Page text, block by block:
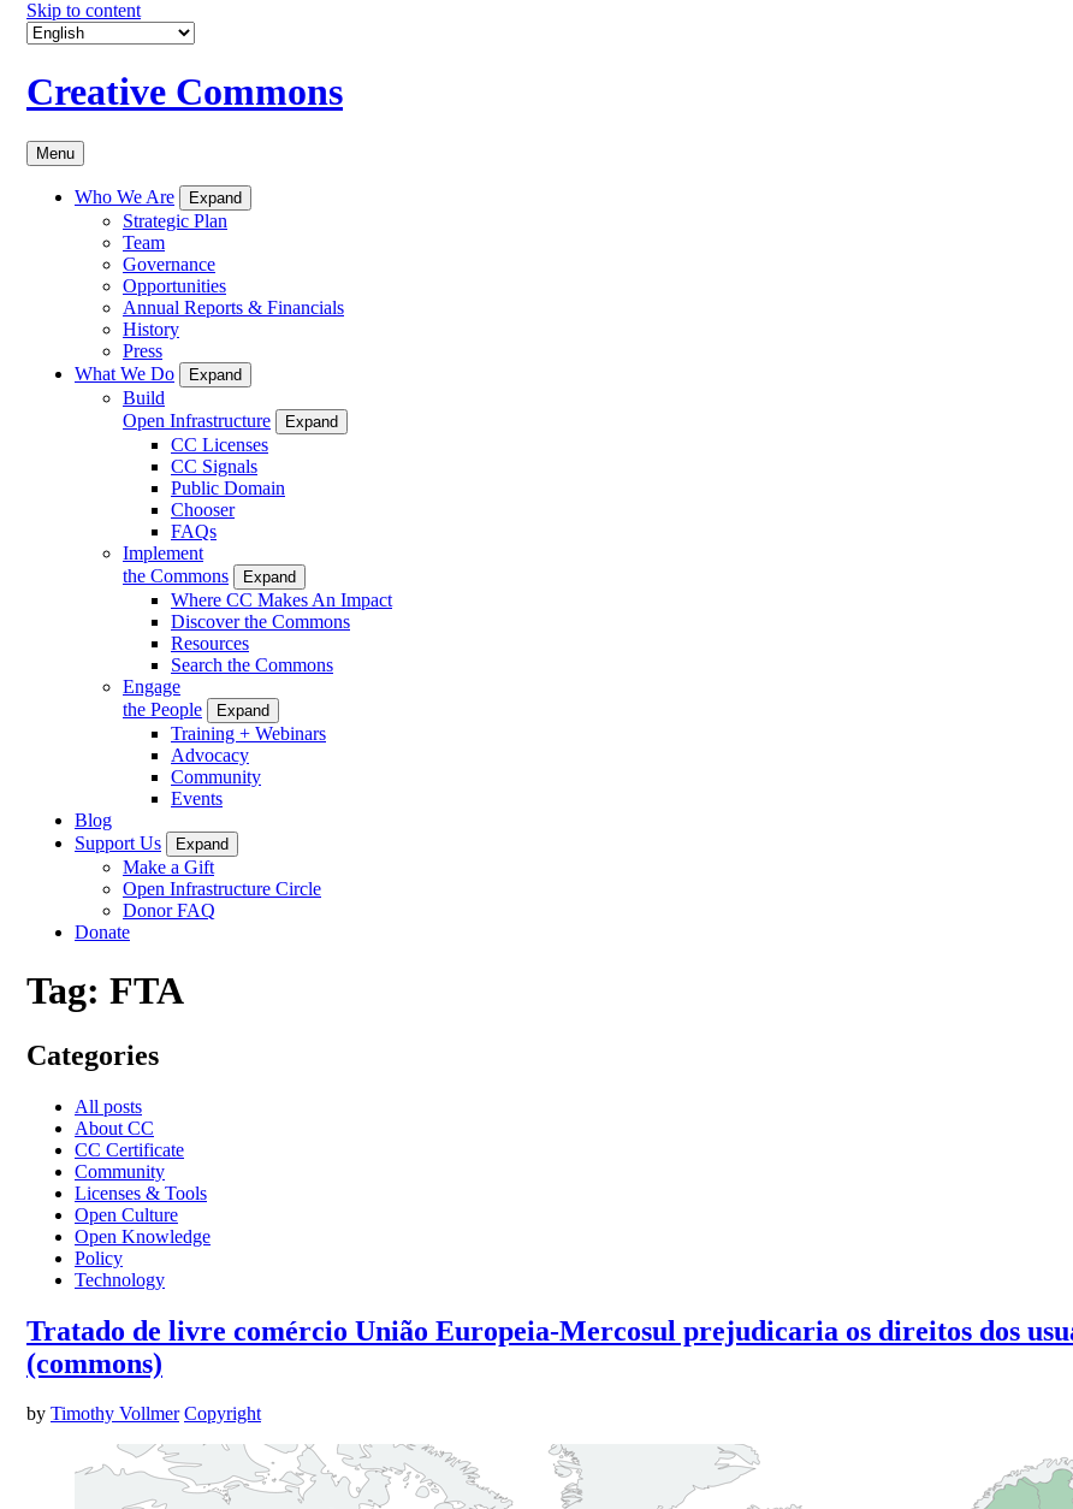
Skip to content
Creative Commons
Menu
Who We Are Expand
Strategic Plan
Team
Governance
Opportunities
Annual Reports & Financials
History
Press
What We Do
Expand
Build
Open Infrastructure
Expand
CC Licenses
CC Signals
Public Domain
Chooser
FAQs
Implement
the Commons
Expand
Where CC Makes An Impact
Discover the Commons
Resources
Search the Commons
Engage
the People
Expand
Training + Webinars
Advocacy
Community
Events
Blog
Support Us
Expand
Make a Gift
Open Infrastructure Circle
Donor FAQ
Donate
Tag: FTA
Categories
All posts
About CC
CC Certificate
Community
Licenses & Tools
Open Culture
Open Knowledge
Policy
Technology
Tratado de livre comércio União Europeia-Mercosul prejudicaria os direitos dos
(commons)
by Timothy Vollmer Copyright